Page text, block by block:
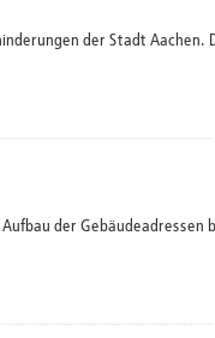
der Stadt Aachen.
der Gebäudeadressen